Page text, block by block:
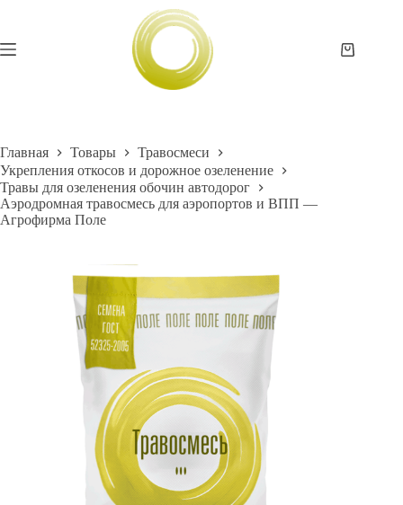
Корзина
Главная Товары
Травосмеси
Укрепления откосов и дорожное озеленение
Травы для озеленения обочин автодорог
Аэродромная травосмесь для аэропортов и ВПП —
Агрофирма Поле